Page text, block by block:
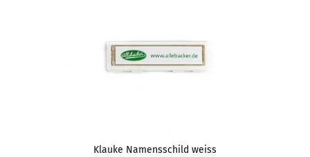
Klauke Namensschild weiss